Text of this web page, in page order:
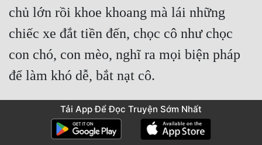
chủ lớn rồi khoe khoang mà lái những
chiếc xe đắt tiền đến, chọc cô như chọc
con chó, con mèo, nghĩ ra mọi biện pháp
để làm khó dễ, bắt nạt cô.
Khi đó cô chẳng qua chỉ mới bốn, năm
tuổi, mỗi ngày luôn sống nỗi thấp thỏm, lo
Tải App Để Đọc Truyện Sớm Nhất